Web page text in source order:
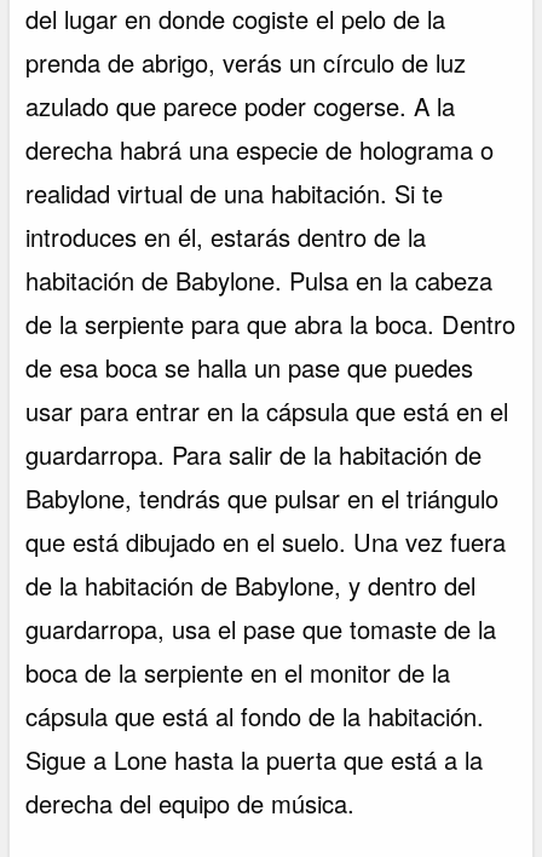
del lugar en donde cogiste el pelo de la
prenda de abrigo, verás un círculo de luz
azulado que parece poder cogerse. A la
derecha habrá una especie de holograma o
realidad virtual de una habitación. Si te
introduces en él, estarás dentro de la
habitación de Babylone. Pulsa en la cabeza
de la serpiente para que abra la boca. Dentro
de esa boca se halla un pase que puedes
usar para entrar en la cápsula que está en el
guardarropa. Para salir de la habitación de
Babylone, tendrás que pulsar en el triángulo
que está dibujado en el suelo. Una vez fuera
de la habitación de Babylone, y dentro del
guardarropa, usa el pase que tomaste de la
boca de la serpiente en el monitor de la
cápsula que está al fondo de la habitación.
Sigue a Lone hasta la puerta que está a la
derecha del equipo de música.